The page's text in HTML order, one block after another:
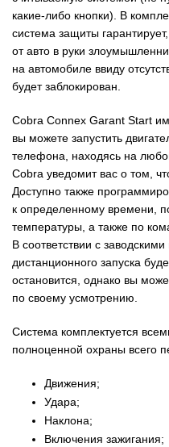
какие-либо кнопки). В
система защиты
от авто в руки
на автомобиле ввиду
будет заблокирован.
Cobra Connex Garant Start
вы можете запустить
телефона, находясь на
Cobra уведомит вас о том,
Доступно также
к определенному времени,
температуры, а также по
В соответствии с
дистанционного запуска
остановится, однако вы
по своему усмотрению.
Система комплектуется
полноценной охраны всего
Движения;
Удара;
Наклона;
Включения зажигания;